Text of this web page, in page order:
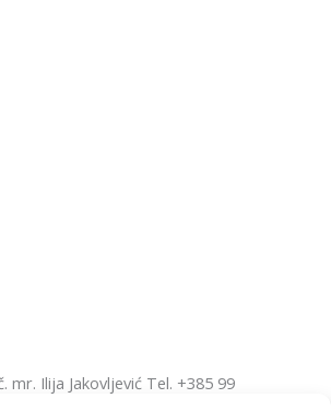
mr. Ilija Jakovljević Tel. +385 99